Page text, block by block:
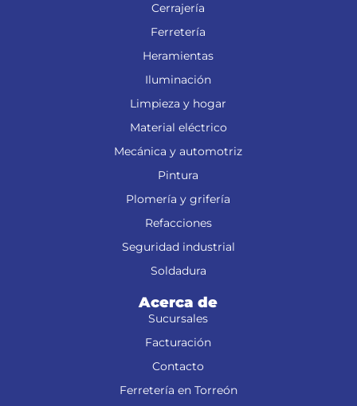
Cerrajería
Ferretería
Heramientas
Iluminación
Limpieza y hogar
Material eléctrico
Mecánica y automotriz
Pintura
Plomería y grifería
Refacciones
Seguridad industrial
Soldadura
Acerca de
Sucursales
Facturación
Contacto
Ferretería en Torreón